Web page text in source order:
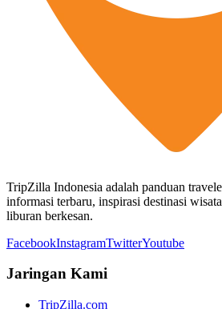
TripZilla Indonesia adalah panduan
informasi terbaru, inspirasi destinasi
liburan berkesan.
FacebookInstagramTwitterYoutube
Jaringan Kami
TripZilla.com